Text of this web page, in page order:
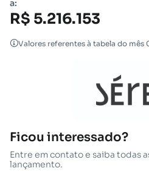
a:
R$ 5.216.153
Valores referentes à tabela do mês
Ficou interessado?
Entre em contato e saiba todas
lançamento.